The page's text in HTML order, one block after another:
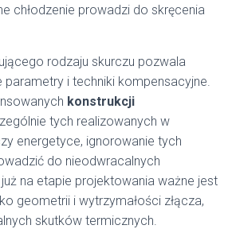
chłodzenie prowadzi do skręcenia
rodzaju skurczu pozwala
i techniki kompensacyjne.
konstrukcji
tych realizowanych w
energetyce, ignorowanie tych
do nieodwracalnych
na etapie projektowania ważne jest
geometrii i wytrzymałości złącza,
skutków termicznych.